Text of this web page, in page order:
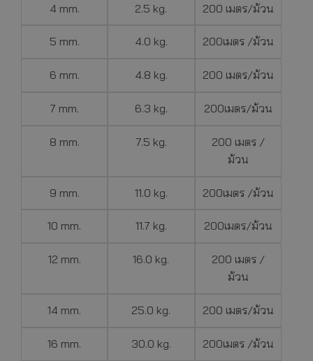
4 mm. 2.5 kg. 200 เมตร/ม้วน
5 mm. 4.0 kg. 200เมตร /ม้วน
6 mm. 4.8 kg. 200 เมตร/ม้วน
7 mm. 6.3 kg. 200เมตร/ม้วน
8 mm. 7.5 kg.
200 เมตร /
ม้วน
9 mm. 11.0 kg. 200เมตร /ม้วน
10 mm. 11.7 kg. 200เมตร/ม้วน
12 mm. 16.0 kg.
200 เมตร /
ม้วน
14 mm. 25.0 kg. 200 เมตร/ม้วน
16 mm. 30.0 kg. 200เมตร /ม้วน